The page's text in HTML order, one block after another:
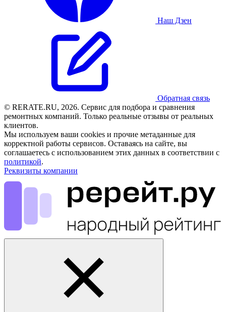
Наш Дзен
Обратная связь
© RERATE.RU, 2026. Сервис для подбора и сравнения
ремонтных компаний. Только реальные отзывы от реальных
клиентов.
Мы используем ваши cookies и прочие метаданные для
корректной работы сервисов. Оставаясь на сайте, вы
соглашаетесь с использованием этих данных в соответствии с
политикой.
Реквизиты компании